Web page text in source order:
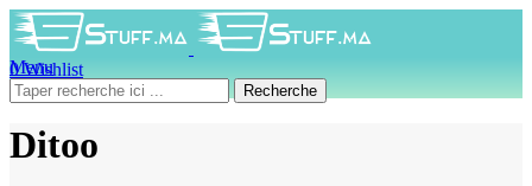
0Wishlist
0produit 0DH
Menu
Recherche
Ditoo